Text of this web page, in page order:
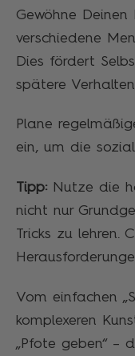
Gewöhne
verschiedene
Dies fördert
spätere
Plane
ein, um die
Tipp: Nutze die
nicht nur
Tricks zu lehren.
Vom einfachen
komplexeren
„Pfote geben“ –